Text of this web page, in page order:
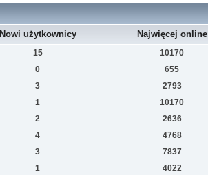
Nowi użytkownicy Najwięcej online
15 10170
0 655
3 2793
1 10170
2 2636
4 4768
3 7837
1 4022